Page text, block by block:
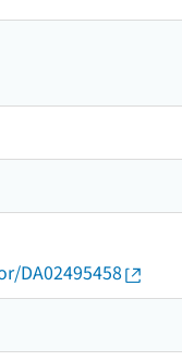
DA02495458